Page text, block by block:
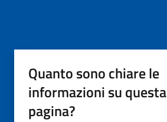
Quanto sono chiare le
informazioni su questa
pagina?